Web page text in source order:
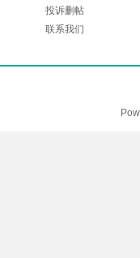
投诉删帖
联系我们